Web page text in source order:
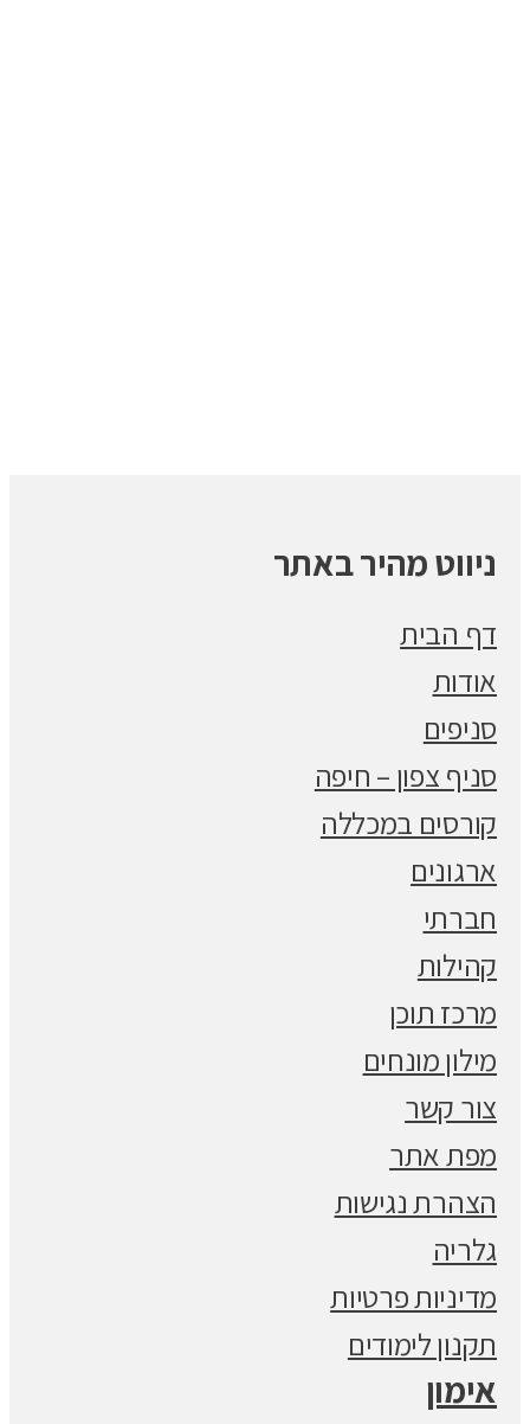
ניווט מהיר באתר
דף הבית
אודות
סניפים
סניף צפון – חיפה
קורסים במכללה
ארגונים
חברתי
קהילות
מרכז תוכן
מילון מונחים
צור קשר
מפת אתר
הצהרת נגישות
גלריה
מדיניות פרטיות
תקנון לימודים
אימון